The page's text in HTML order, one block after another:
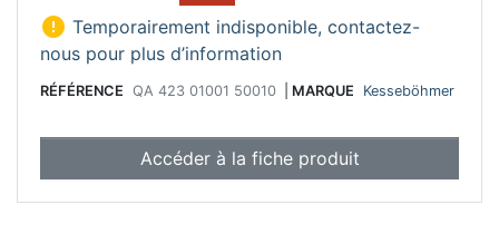
 Temporairement indisponible, contactez-
nous pour plus d’information
RÉFÉRENCE QA 423 01001 50010 MARQUE Kesseböhmer
Accéder à la fiche produit